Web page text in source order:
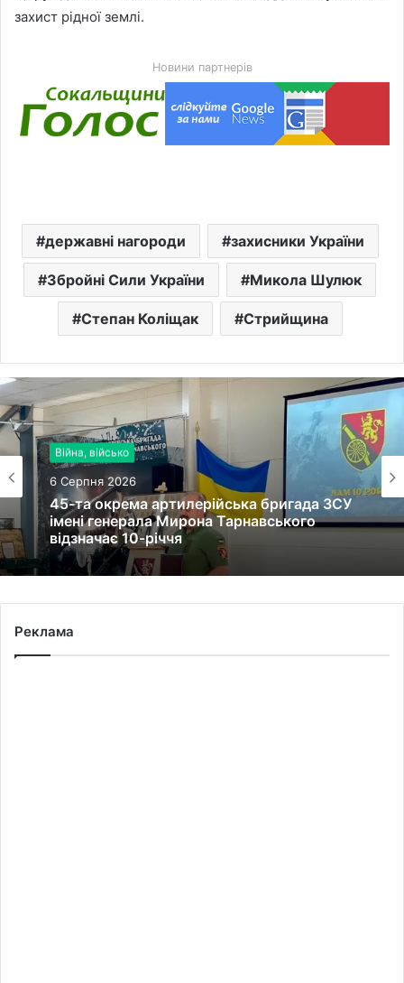
захист рідної землі.
Новини партнерів
державні нагороди захисники України
Збройні Сили України Микола Шулюк
Степан Коліщак Стрийщина
Війна, військо
6 Серпня 2026
45-та окрема артилерійська бригада ЗСУ
імені генерала Мирона Тарнавського
відзначає 10-річчя
Реклама